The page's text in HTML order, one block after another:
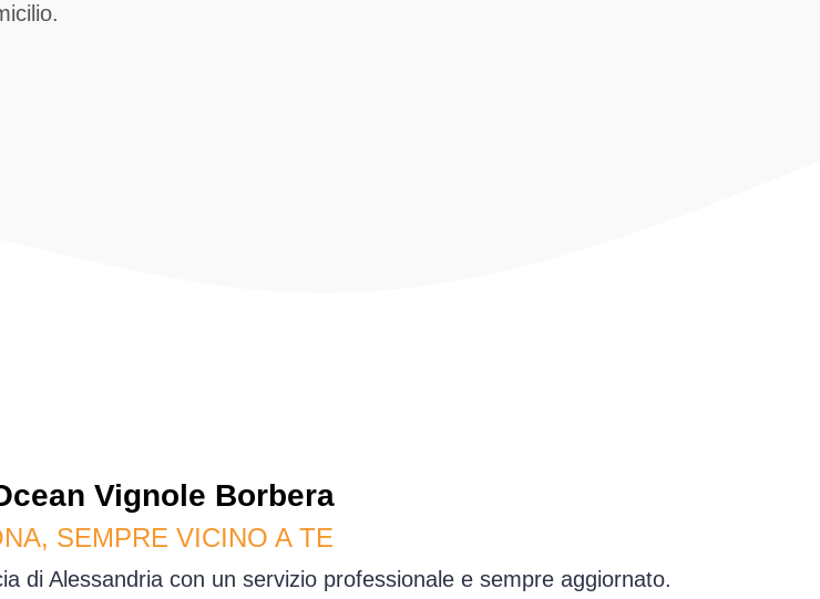
Vignole Borbera
SEMPRE VICINO A TE
di Alessandria con un servizio professionale e sempre aggiornato.